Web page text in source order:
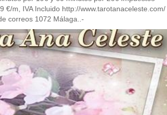
m, IVA Incluido http://www.tarotanaceleste.com/
correos 1072 Málaga..-